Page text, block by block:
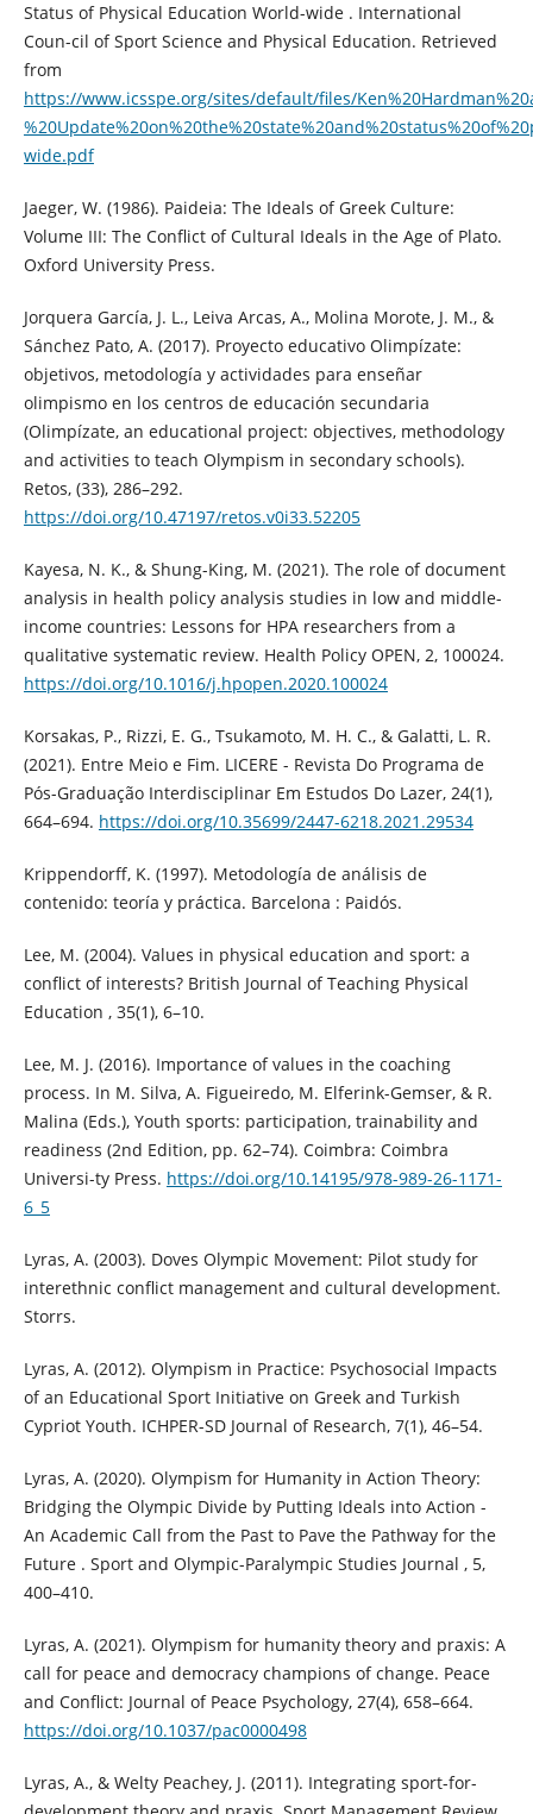
Status of Physical Education World-wide . International
Coun-cil of Sport Science and Physical Education. Retrieved
from
https://www.icsspe.org/sites/default/files/
wide.pdf
Jaeger, W. (1986). Paideia: The Ideals of Greek Culture:
Volume III: The Conflict of Cultural Ideals in the Age of Plato.
Oxford University Press.
Jorquera García, J. L., Leiva Arcas, A., Molina Morote, J. M., &
Sánchez Pato, A. (2017). Proyecto educativo Olimpízate:
objetivos, metodología y actividades para enseñar
olimpismo en los centros de educación secundaria
(Olimpízate, an educational project: objectives, methodology
and activities to teach Olympism in secondary schools).
Retos, (33), 286–292.
https://doi.org/10.47197/retos.v0i33.52205
Kayesa, N. K., & Shung-King, M. (2021). The role of document
analysis in health policy analysis studies in low and middle-
income countries: Lessons for HPA researchers from a
qualitative systematic review. Health Policy OPEN, 2, 100024.
https://doi.org/10.1016/j.hpopen.2020.100024
Korsakas, P., Rizzi, E. G., Tsukamoto, M. H. C., & Galatti, L. R.
(2021). Entre Meio e Fim. LICERE - Revista Do Programa de
Pós-Graduação Interdisciplinar Em Estudos Do Lazer, 24(1),
664–694. https://doi.org/10.35699/2447-6218.2021.29534
Krippendorff, K. (1997). Metodología de análisis de
contenido: teoría y práctica. Barcelona : Paidós.
Lee, M. (2004). Values in physical education and sport: a
conflict of interests? British Journal of Teaching Physical
Education , 35(1), 6–10.
Lee, M. J. (2016). Importance of values in the coaching
process. In M. Silva, A. Figueiredo, M. Elferink-Gemser, & R.
Malina (Eds.), Youth sports: participation, trainability and
readiness (2nd Edition, pp. 62–74). Coimbra: Coimbra
Universi-ty Press. https://doi.org/10.14195/978-989-26-1171-
6_5
Lyras, A. (2003). Doves Olympic Movement: Pilot study for
interethnic conflict management and cultural development.
Storrs.
Lyras, A. (2012). Olympism in Practice: Psychosocial Impacts
of an Educational Sport Initiative on Greek and Turkish
Cypriot Youth. ICHPER-SD Journal of Research, 7(1), 46–54.
Lyras, A. (2020). Olympism for Humanity in Action Theory:
Bridging the Olympic Divide by Putting Ideals into Action -
An Academic Call from the Past to Pave the Pathway for the
Future . Sport and Olympic-Paralympic Studies Journal , 5,
400–410.
Lyras, A. (2021). Olympism for humanity theory and praxis: A
call for peace and democracy champions of change. Peace
and Conflict: Journal of Peace Psychology, 27(4), 658–664.
https://doi.org/10.1037/pac0000498
Lyras, A., & Welty Peachey, J. (2011). Integrating sport-for-